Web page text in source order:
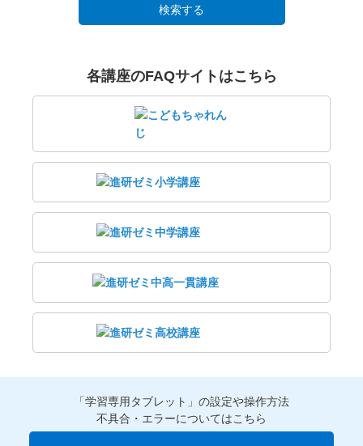
検索する
各講座のFAQサイトはこちら
「学習専用タブレット」の設定や操作方法
不具合・エラーについてはこちら